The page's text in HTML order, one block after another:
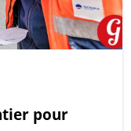
pour